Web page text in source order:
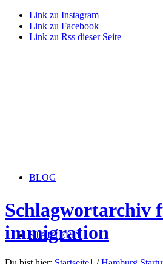
Link zu Instagram
Link zu Facebook
Link zu Rss dieser Seite
BLOG
STARTERiN
Schlagwortarchiv
immigration